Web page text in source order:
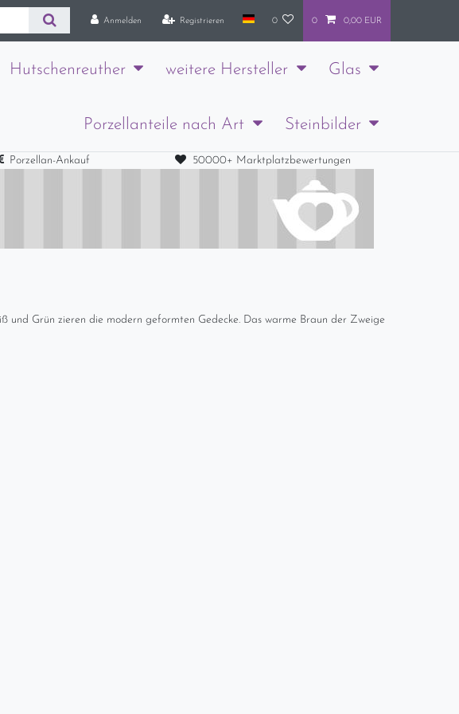
Anmelden Registrieren 0 0 0,00 EUR
Hutschenreuther weitere Hersteller Glas
Porzellanteile nach Art Steinbilder
Porzellan-Ankauf 50000+ Marktplatzbewertungen
und Grün zieren die modern geformten Gedecke. Das warme Braun der Zweige